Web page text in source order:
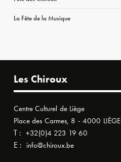
La Fête de la Musique
Les Chiroux
Centre Culturel de Liège
Place des Carmes, 8 - 4000 LIÈGE
T : +32(0)4 223 19 60
E : info@chiroux.be